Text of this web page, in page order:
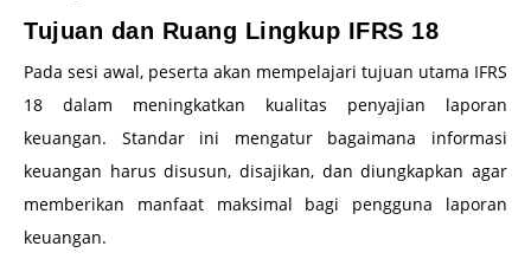
Tujuan dan Ruang Lingkup IFRS 18
Pada sesi awal, peserta akan mempelajari tujuan utama IFRS
18 dalam meningkatkan kualitas penyajian laporan
keuangan. Standar ini mengatur bagaimana informasi
keuangan harus disusun, disajikan, dan diungkapkan agar
memberikan manfaat maksimal bagi pengguna laporan
keuangan.